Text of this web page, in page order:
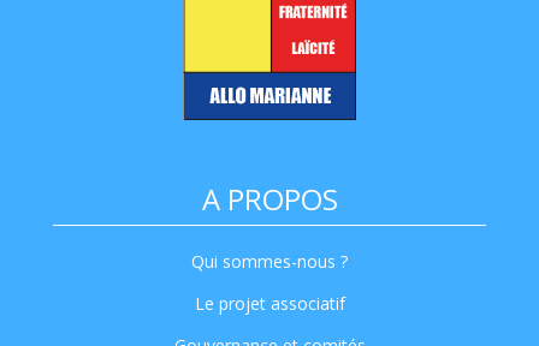
A PROPOS
Qui sommes-nous ?
Le projet associatif